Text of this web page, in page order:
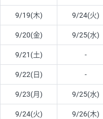
9/19(木) 9/24(火)
9/20(金) 9/25(水)
9/21(土) -
9/22(日) -
9/23(月) 9/25(水)
9/24(火) 9/26(木)